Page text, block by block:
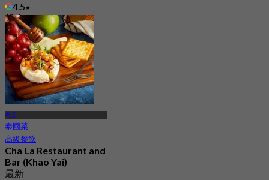
4.5
起฿ 797.5
考艾
泰國菜
高級餐飲
Cha La Restaurant and
Bar (Khao Yai)
最新